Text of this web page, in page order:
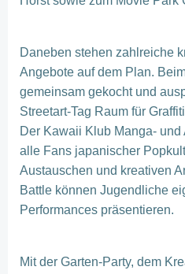
Daneben stehen zahlreiche
Angebote auf dem Plan.
gemeinsam gekocht und
Streetart-Tag Raum für
Der Kawaii Klub Manga- und
alle Fans japanischer
Austauschen und kreativen
Battle können Jugendliche
Performances präsentieren.
Mit der Garten-Party, dem